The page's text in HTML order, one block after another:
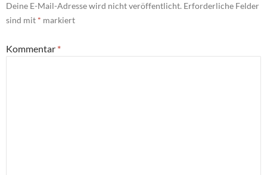
Deine E-Mail-Adresse wird nicht veröffentlicht. Erforderliche Felder
sind mit * markiert
Kommentar *